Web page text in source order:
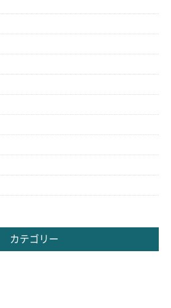
カテゴリー